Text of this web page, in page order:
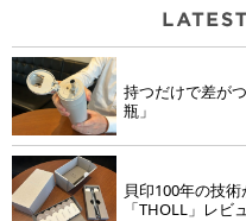
持つだけで差が
瓶」
貝印100年の技
「THOLL」レビ